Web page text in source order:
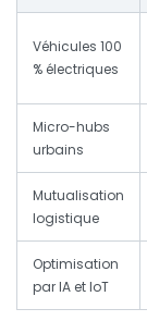
Véhicules 100
% électriques
Micro-hubs
urbains
Mutualisation
logistique
Optimisation
par IA et IoT